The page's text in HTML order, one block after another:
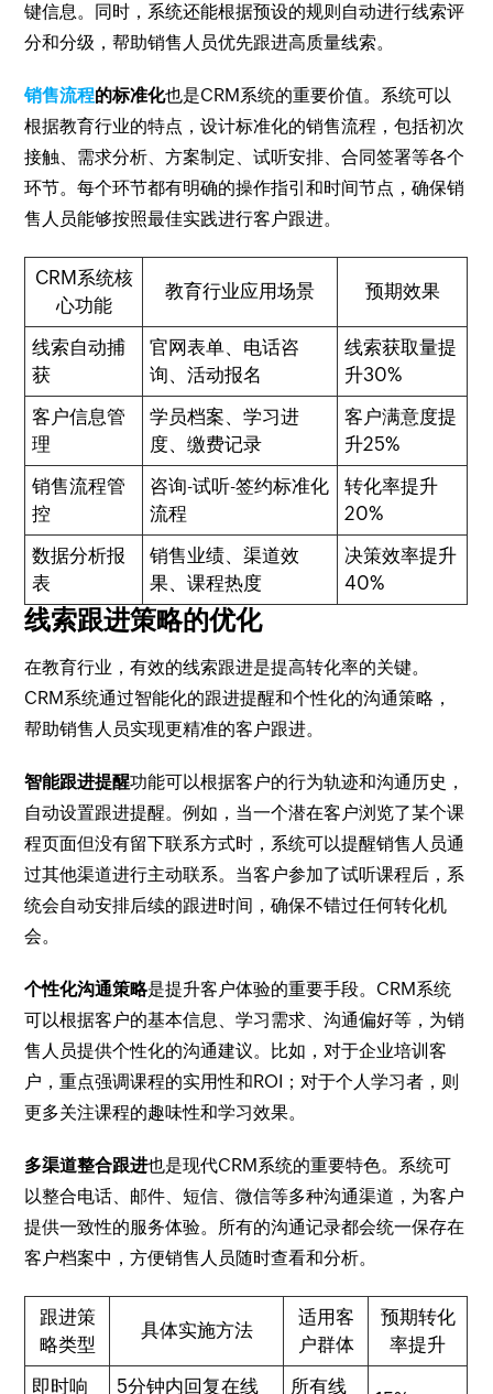
键信息。同时，系统还能根据预设的规则自动进行线索评
分和分级，帮助销售人员优先跟进高质量线索。
销售流程的标准化也是CRM系统的重要价值。系统可以
根据教育行业的特点，设计标准化的销售流程，包括初次
接触、需求分析、方案制定、试听安排、合同签署等各个
环节。每个环节都有明确的操作指引和时间节点，确保销
售人员能够按照最佳实践进行客户跟进。
CRM系统核
心功能
教育行业应用场景 预期效果
线索自动捕
获
官网表单、电话咨
询、活动报名
线索获取量提
升30%
客户信息管
理
学员档案、学习进
度、缴费记录
客户满意度提
升25%
销售流程管
控
咨询-试听-签约标准化
流程
转化率提升
20%
数据分析报
表
销售业绩、渠道效
果、课程热度
决策效率提升
40%
线索跟进策略的优化
在教育行业，有效的线索跟进是提高转化率的关键。
CRM系统通过智能化的跟进提醒和个性化的沟通策略，
帮助销售人员实现更精准的客户跟进。
智能跟进提醒功能可以根据客户的行为轨迹和沟通历史，
自动设置跟进提醒。例如，当一个潜在客户浏览了某个课
程页面但没有留下联系方式时，系统可以提醒销售人员通
过其他渠道进行主动联系。当客户参加了试听课程后，系
统会自动安排后续的跟进时间，确保不错过任何转化机
会。
个性化沟通策略是提升客户体验的重要手段。CRM系统
可以根据客户的基本信息、学习需求、沟通偏好等，为销
售人员提供个性化的沟通建议。比如，对于企业培训客
户，重点强调课程的实用性和ROI；对于个人学习者，则
更多关注课程的趣味性和学习效果。
多渠道整合跟进也是现代CRM系统的重要特色。系统可
以整合电话、邮件、短信、微信等多种沟通渠道，为客户
提供一致性的服务体验。所有的沟通记录都会统一保存在
客户档案中，方便销售人员随时查看和分析。
跟进策
略类型
具体实施方法
适用客
户群体
预期转化
率提升
即时响
5分钟内回复在线 所有线